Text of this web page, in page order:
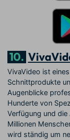
10.
VivaVideo ist
Schnittprodukte
Augenblicke
Hunderte von
Verfügung und
Millionen
wird ständig um